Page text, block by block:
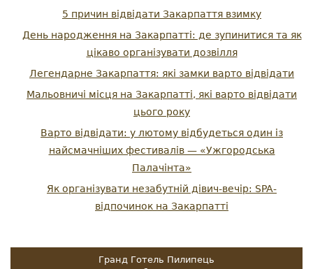
5 причин відвідати Закарпаття взимку
День народження на Закарпатті: де зупинитися та як
цікаво організувати дозвілля
Легендарне Закарпаття: які замки варто відвідати
Мальовничі місця на Закарпатті, які варто відвідати
цього року
Варто відвідати: у лютому відбудеться один із
найсмачніших фестивалів — «Ужгородська
Палачінта»
Як організувати незабутній дівич-вечір: SPA-
відпочинок на Закарпатті
Гранд Готель Пилипець